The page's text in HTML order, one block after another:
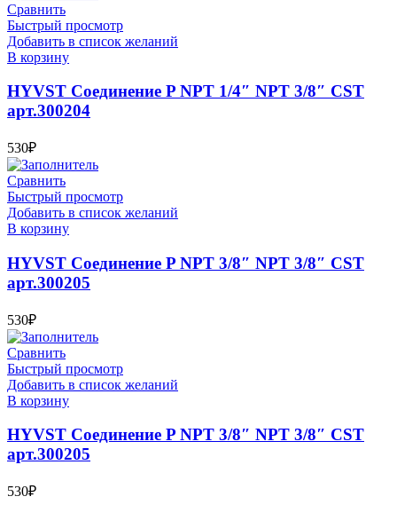
Сравнить
Быстрый просмотр
Добавить в список желаний
В корзину
HYVST Соединение P NPT 1/4″ NPT 3/8″ CST
арт.300204
530₽
Сравнить
Быстрый просмотр
Добавить в список желаний
В корзину
HYVST Соединение P NPT 3/8″ NPT 3/8″ CST
арт.300205
530₽
Сравнить
Быстрый просмотр
Добавить в список желаний
В корзину
HYVST Соединение P NPT 3/8″ NPT 3/8″ CST
арт.300205
530₽